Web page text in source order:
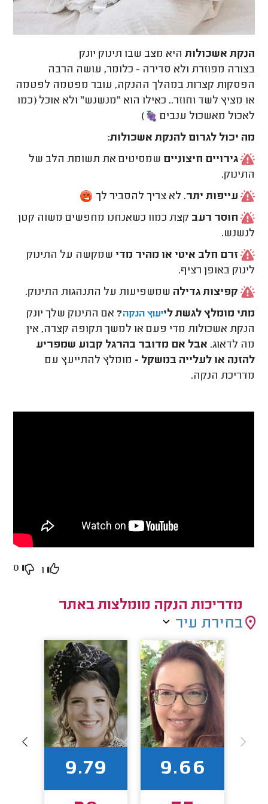
הנקת אשכולות היא מצב שבו תינוק יונק
בצורה מפוזרת ולא סדירה - כלומר, עושה הרבה
הפסקות קצרות במהלך ההנקה, עובר מפטמה לפטמה
או מציץ לשד וחוזר.. כאילו הוא "מנשנש" ולא אוכל (כמו
לאכול מאשכול ענבים
)
מה יכול לגרום להנקת אשכולות:
גירויים חיצוניים שמסיטים את תשומת הלב של
התינוק.
עייפות יתר. לא צריך להסביר לך
חוסר רעב קצת כמוו כשאנחנו מחפשים משוה קטן
לנשנש.
זרם חלב איטי או מהיר מדי שמקשה על התינוק
לינוק באופן רציף.
קפיצות גדילה שמשפיעות על התנהגות התינוק.
מתי מומלץ לגשת לייעוץ הנקה? אם התינוק שלך יונק
הנקת אשכולות מדי פעם או למשך תקופה קצרה, אין
מה לדאוג. אבל אם מדובר בהרגל קבוע שמפריע
להזנה או לעלייה במשקל - מומלץ להתייעץ עם
מדריכת הנקה.
1
0
מדריכות הנקה מומלצות באתר
בחירת עיר
9.66
9.79